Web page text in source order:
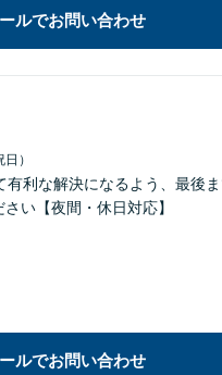
ルでお問い合わせ
）
有利な解決になるよう、最後
い【夜間・休日対応】
ルでお問い合わせ